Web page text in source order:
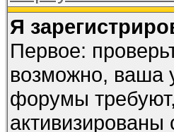
Я
Первое:
возможно, ваша
форумы